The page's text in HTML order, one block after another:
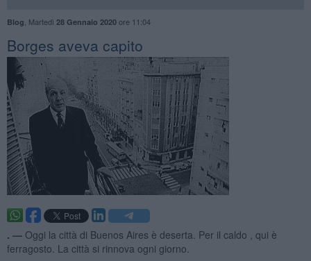
Blog Martedì 28 Gennaio 2020ore 11:04
Borges aveva capito
. — Oggi la città di Buenos Aires è deserta. Per il caldo , qui è
ferragosto. La città si rinnova ogni giorno.